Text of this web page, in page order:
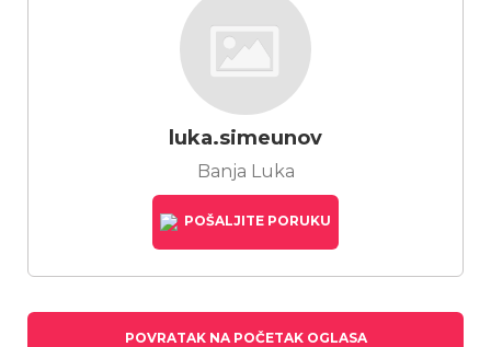
luka.simeunov
Banja Luka
POŠALJITE PORUKU
POVRATAK NA POČETAK OGLASA